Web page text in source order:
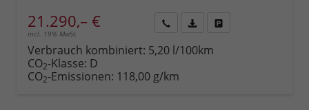
21.290,– €
incl. 19% MwSt.
anfordern
Datei,
Verbrauch kombiniert: 5,20 l/100km
CO2-Klasse: D
CO2-Emissionen: 118,00 g/km